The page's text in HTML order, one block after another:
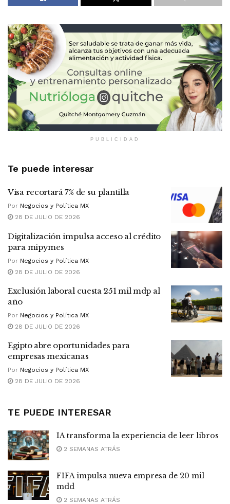
PUBLICIDAD
Te puede interesar
Visa recortará 7% de su plantilla
Por Negocios y Política MX
28 DE JULIO DE 2026
Digitalización impulsa acceso al crédito
para mipymes
Por Negocios y Política MX
28 DE JULIO DE 2026
Exclusión laboral cuesta 251 mil mdp al
año
Por Negocios y Política MX
28 DE JULIO DE 2026
Egipto abre oportunidades para
empresas mexicanas
Por Negocios y Política MX
28 DE JULIO DE 2026
TE PUEDE INTERESAR
IA transforma la experiencia de leer libros
2 SEMANAS ATRÁS
FIFA impulsa nueva empresa de 20 mil
mdd
2 SEMANAS ATRÁS